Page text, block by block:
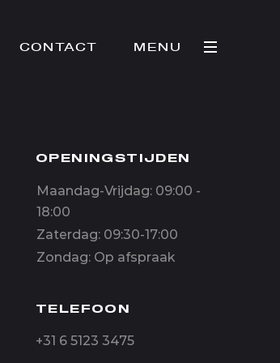
CONTACT MENU
OPENINGSTIJDEN
Maandag-Vrijdag: 09:00 -
18:00
Zaterdag: 09:30-17:00
Zondag: Op afspraak
TELEFOON
+31 6 5123 3475